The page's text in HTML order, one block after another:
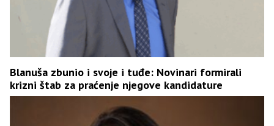
Blanuša zbunio i svoje i tuđe: Novinari formirali
krizni štab za praćenje njegove kandidature